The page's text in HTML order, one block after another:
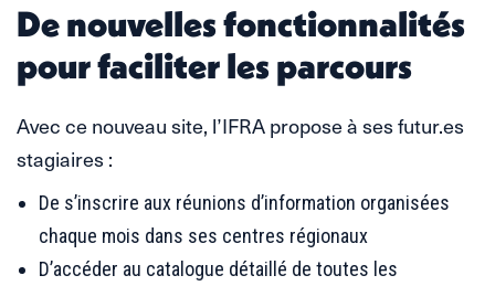
De nouvelles fonctionnalités
pour faciliter les parcours
Avec ce nouveau site, l’IFRA propose à ses futur.es
stagiaires :
De s’inscrire aux réunions d’information organisées
chaque mois dans ses centres régionaux
D’accéder au catalogue détaillé de toutes les